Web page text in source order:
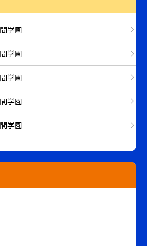
学園
学園
学園
学園
学園